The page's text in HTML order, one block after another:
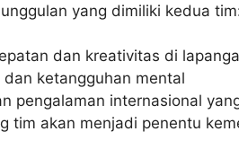
yang dimiliki kedua
dan kreativitas di
ketangguhan mental
pengalaman internasional
tim akan menjadi penentu